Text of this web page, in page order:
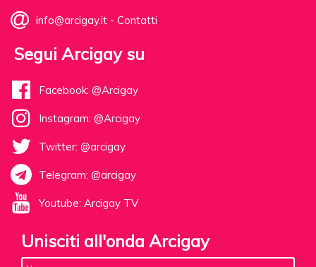
info@arcigay.it - Contatti
Segui Arcigay su
Facebook: @Arcigay
Instagram: @Arcigay
Twitter: @arcigay
Telegram: @arcigay
Youtube: Arcigay TV
Unisciti all'onda Arcigay